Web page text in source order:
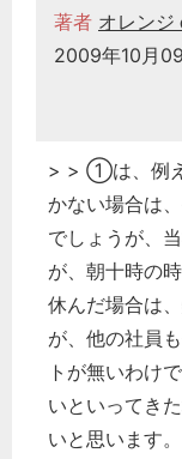
著者 オレンジ
2009年10月
> > ①は、例え
かない場合は
でしょうが、
が、朝十時の
休んだ場合は、
が、他の社員
トが無いわけ
いといってき
いと思います。
どの
選択